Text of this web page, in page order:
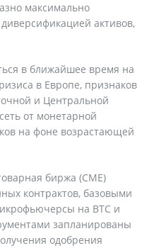
максимально
активов,
в ближайшее время на
в Европе, признаков
и Центральной
от монетарной
на фоне возрастающей
биржа (CME)
контрактов, базовыми
на BTC и
запланированы
одобрения